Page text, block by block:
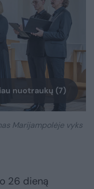
nuotraukų (7)
Marijampolėje vyks
26 dieną